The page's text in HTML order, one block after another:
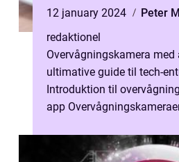
12 january 2024
Peter
redaktionel
Overvågningskamera med
ultimative guide til tech-
Introduktion til
app